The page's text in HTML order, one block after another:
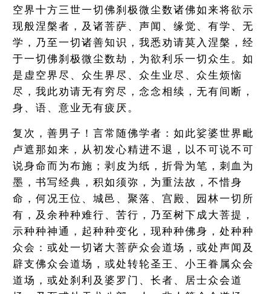
空界十方三世一切佛刹极微尘数诸佛如来将欲示
现般涅槃者，及诸菩萨、声闻、缘觉、有学、无
学，乃至一切诸善知识，我悉劝请莫入涅槃，经
于一切佛刹极微尘数劫，为欲利乐一切众生。如
是虚空界尽、众生界尽、众生业尽、众生烦恼
尽，我此劝请无有穷尽，念念相续，无有间断，
身、语、意业无有疲厌。
复次，善男子！言常随佛学者：如此娑婆世界毗
卢遮那如来，从初发心精进不退，以不可说不可
说身命而为布施；剥皮为纸，折骨为笔，刺血为
墨，书写经典，积如须弥，为重法故，不惜身
命，何况王位、城邑、聚落、宫殿、园林一切所
有，及余种种难行、苦行，乃至树下成大菩提，
示种种神通，起种种变化，现种种佛身，处种种
众会：或处一切诸大菩萨众会道场，或处声闻及
辟支佛众会道场，或处转轮圣王、小王眷属众会
道场，或处刹利及婆罗门、长者、居士众会道